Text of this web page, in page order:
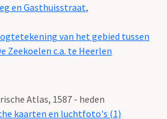
en Gasthuisstraat,
van het gebied tussen
Zeekoelen c.a. te Heerlen
Atlas, 1587 - heden
kaarten en luchtfoto's (1)